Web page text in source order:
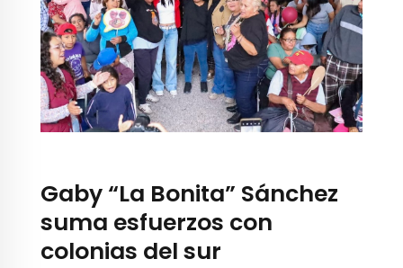
Gaby “La Bonita” Sánchez
suma esfuerzos con
colonias del sur